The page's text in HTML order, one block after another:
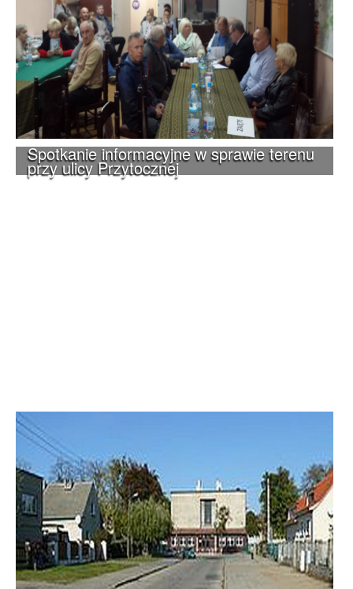
Spotkanie informacyjne w sprawie terenu
przy ulicy Przytocznej